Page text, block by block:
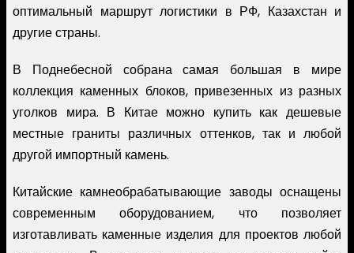
оптимальный маршрут логистики в РФ, Казахстан и
другие страны.
В Поднебесной собрана самая большая в мире
коллекция каменных блоков, привезенных из разных
уголков мира. В Китае можно купить как дешевые
местные граниты различных оттенков, так и любой
другой импортный камень.
Китайские камнеобрабатывающие заводы оснащены
современным оборудованием, что позволяет
изготавливать каменные изделия для проектов любой